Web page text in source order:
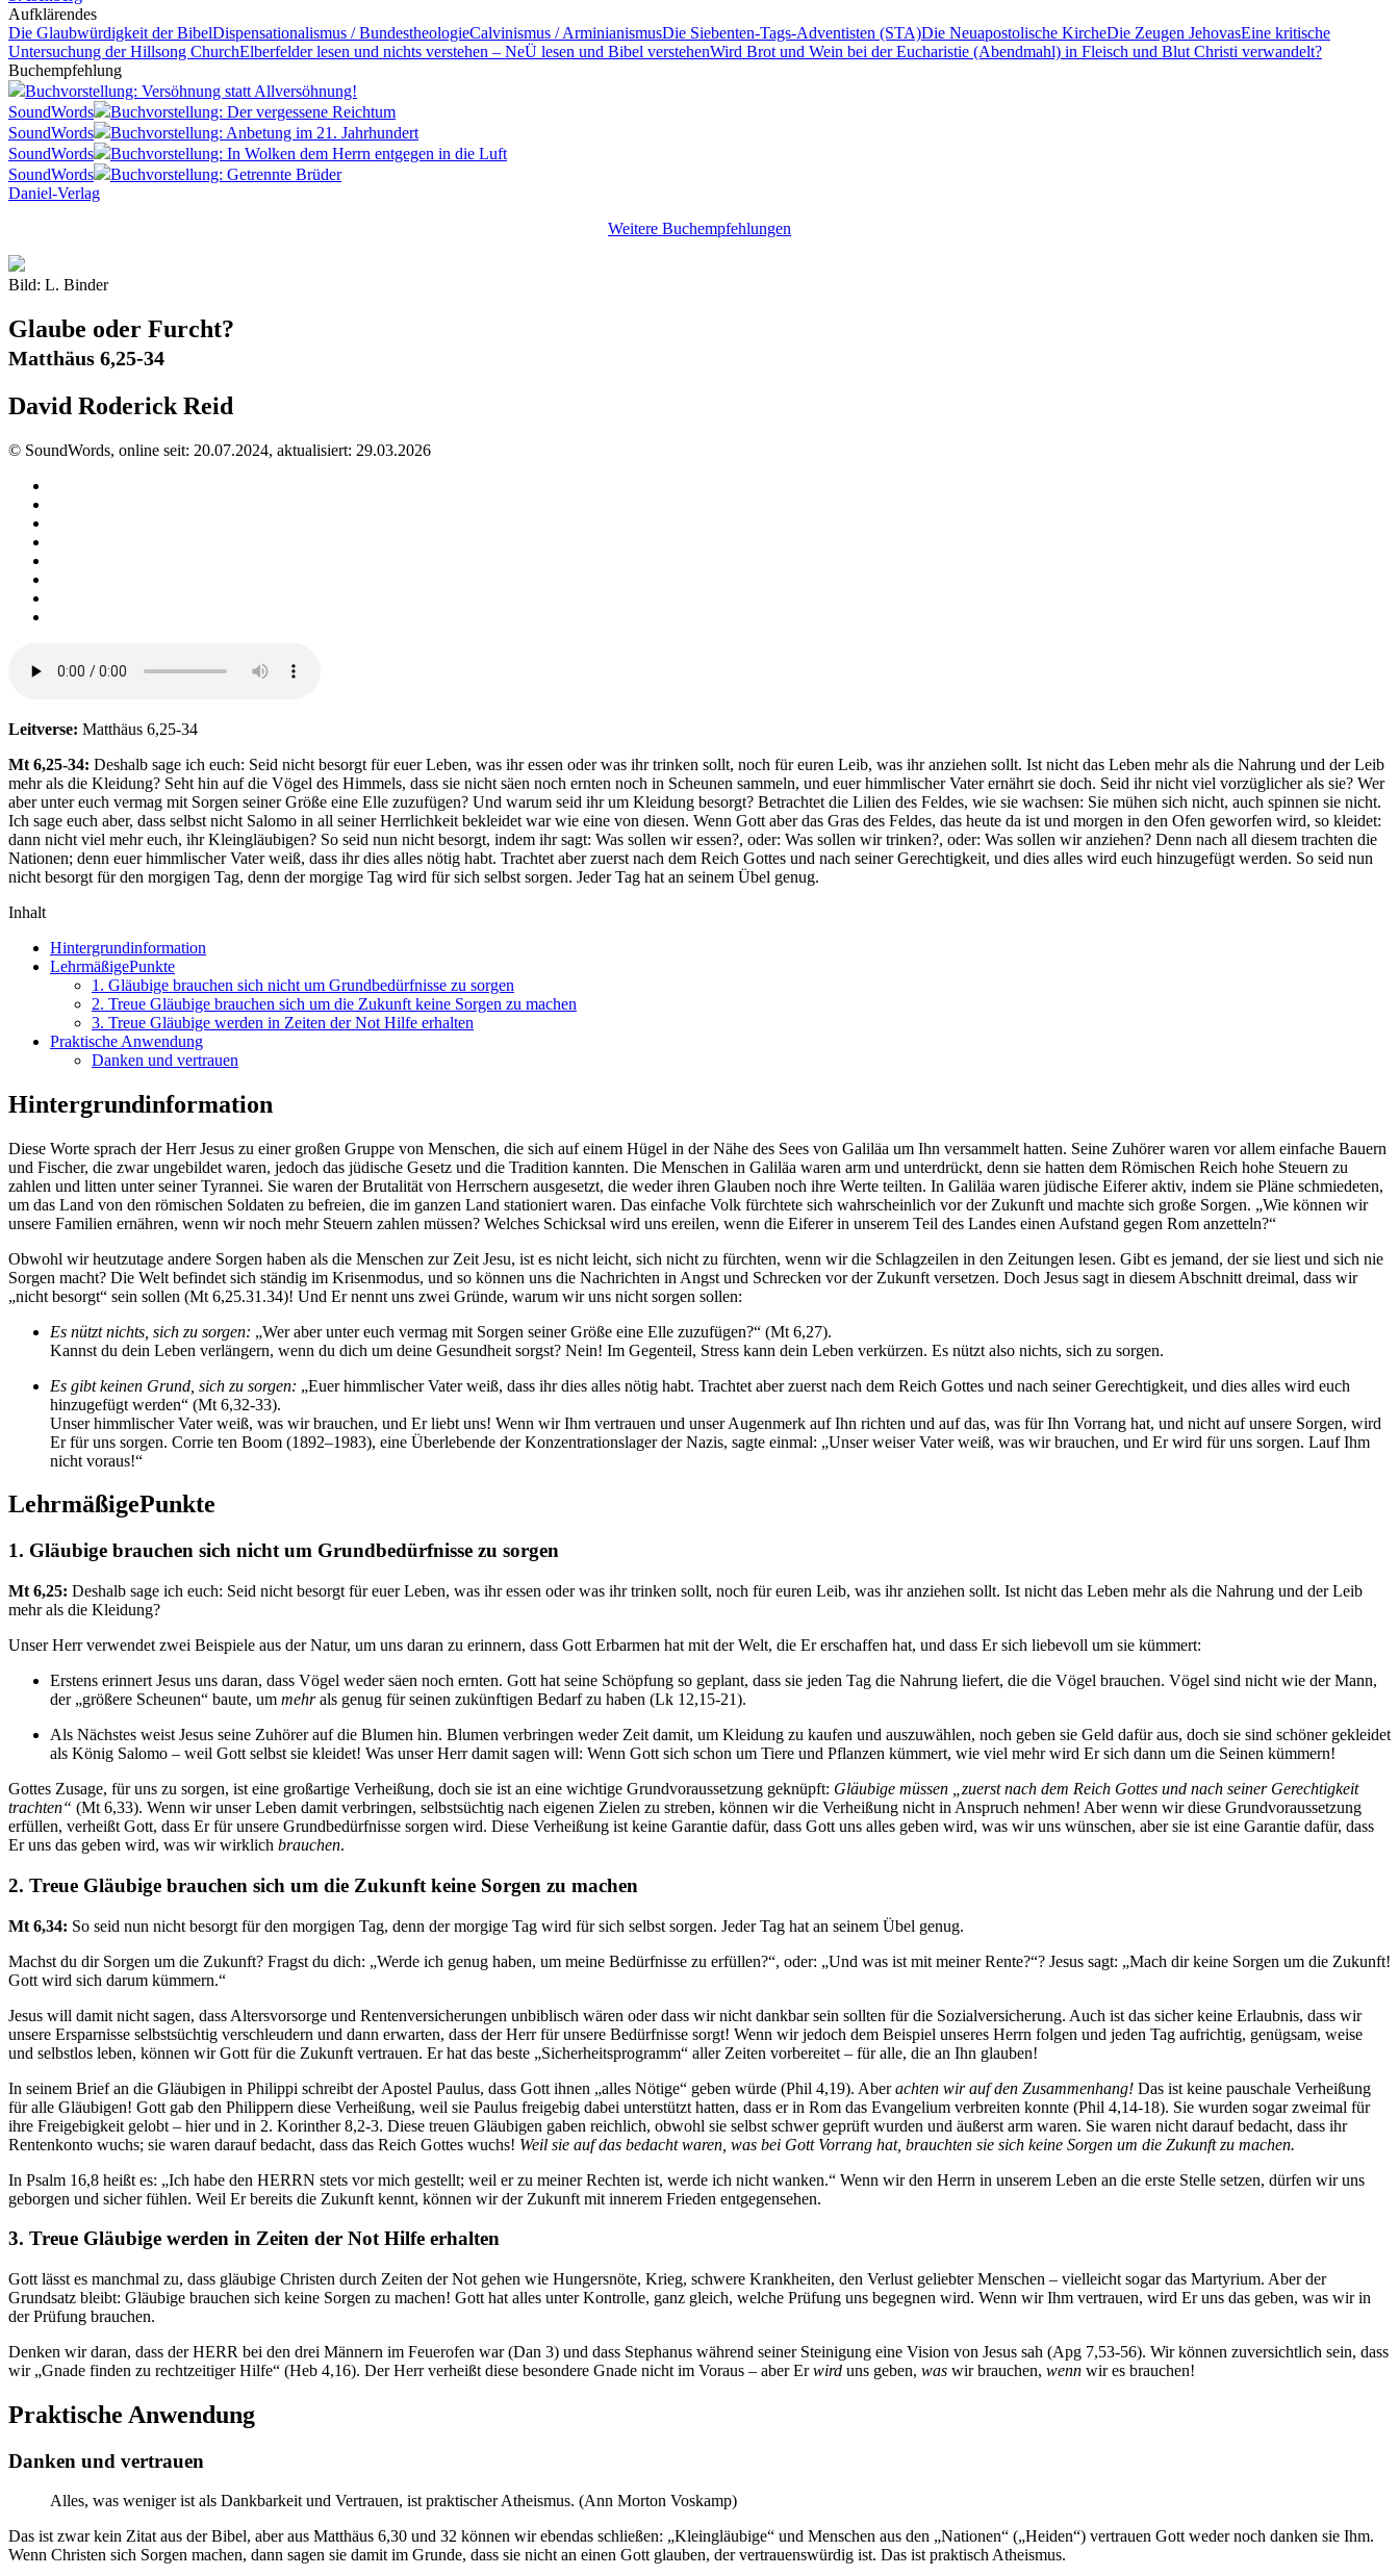
Aufklärendes
Die Glaubwürdigkeit der BibelDispensationalismus / BundestheologieCalvinismus / ArminianismusDie Siebenten-Tags-Adventisten (STA)Die Neuapostolische KircheDie Zeugen JehovasEine kritische
Untersuchung der Hillsong ChurchElberfelder lesen und nichts verstehen – NeÜ lesen und Bibel verstehenWird Brot und Wein bei der Eucharistie (Abendmahl) in Fleisch und Blut Christi verwandelt?
Buchempfehlung
Buchvorstellung: Versöhnung statt Allversöhnung!
SoundWords
Buchvorstellung: Der vergessene Reichtum
SoundWords
Buchvorstellung: Anbetung im 21. Jahrhundert
SoundWords
Buchvorstellung: In Wolken dem Herrn entgegen in die Luft
SoundWords
Buchvorstellung: Getrennte Brüder
Daniel-Verlag
Weitere Buchempfehlungen
Bild: L. Binder
Glaube oder Furcht?
Matthäus 6,25-34
David Roderick Reid
© SoundWords, online seit: 20.07.2024, aktualisiert: 29.03.2026
Leitverse: Matthäus 6,25-34
Mt 6,25-34: Deshalb sage ich euch: Seid nicht besorgt für euer Leben, was ihr essen oder was ihr trinken sollt, noch für euren Leib, was ihr anziehen sollt. Ist nicht das Leben mehr als die Nahrung und der Leib
mehr als die Kleidung? Seht hin auf die Vögel des Himmels, dass sie nicht säen noch ernten noch in Scheunen sammeln, und euer himmlischer Vater ernährt sie doch. Seid ihr nicht viel vorzüglicher als sie? Wer
aber unter euch vermag mit Sorgen seiner Größe eine Elle zuzufügen? Und warum seid ihr um Kleidung besorgt? Betrachtet die Lilien des Feldes, wie sie wachsen: Sie mühen sich nicht, auch spinnen sie nicht.
Ich sage euch aber, dass selbst nicht Salomo in all seiner Herrlichkeit bekleidet war wie eine von diesen. Wenn Gott aber das Gras des Feldes, das heute da ist und morgen in den Ofen geworfen wird, so kleidet:
dann nicht viel mehr euch, ihr Kleingläubigen? So seid nun nicht besorgt, indem ihr sagt: Was sollen wir essen?, oder: Was sollen wir trinken?, oder: Was sollen wir anziehen? Denn nach all diesem trachten die
Nationen; denn euer himmlischer Vater weiß, dass ihr dies alles nötig habt. Trachtet aber zuerst nach dem Reich Gottes und nach seiner Gerechtigkeit, und dies alles wird euch hinzugefügt werden. So seid nun
nicht besorgt für den morgigen Tag, denn der morgige Tag wird für sich selbst sorgen. Jeder Tag hat an seinem Übel genug.
Inhalt
Hintergrundinformation
LehrmäßigePunkte
1. Gläubige brauchen sich nicht um Grundbedürfnisse zu sorgen
2. Treue Gläubige brauchen sich um die Zukunft keine Sorgen zu machen
3. Treue Gläubige werden in Zeiten der Not Hilfe erhalten
Praktische Anwendung
Danken und vertrauen
Hintergrundinformation
Diese Worte sprach der Herr Jesus zu einer großen Gruppe von Menschen, die sich auf einem Hügel in der Nähe des Sees von Galiläa um Ihn versammelt hatten. Seine Zuhörer waren vor allem einfache Bauern
und Fischer, die zwar ungebildet waren, jedoch das jüdische Gesetz und die Tradition kannten. Die Menschen in Galiläa waren arm und unterdrückt, denn sie hatten dem Römischen Reich hohe Steuern zu
zahlen und litten unter seiner Tyrannei. Sie waren der Brutalität von Herrschern ausgesetzt, die weder ihren Glauben noch ihre Werte teilten. In Galiläa waren jüdische Eiferer aktiv, indem sie Pläne schmiedeten,
um das Land von den römischen Soldaten zu befreien, die im ganzen Land stationiert waren. Das einfache Volk fürchtete sich wahrscheinlich vor der Zukunft und machte sich große Sorgen. „Wie können wir
unsere Familien ernähren, wenn wir noch mehr Steuern zahlen müssen? Welches Schicksal wird uns ereilen, wenn die Eiferer in unserem Teil des Landes einen Aufstand gegen Rom anzetteln?“
Obwohl wir heutzutage andere Sorgen haben als die Menschen zur Zeit Jesu, ist es nicht leicht, sich nicht zu fürchten, wenn wir die Schlagzeilen in den Zeitungen lesen. Gibt es jemand, der sie liest und sich nie
Sorgen macht? Die Welt befindet sich ständig im Krisenmodus, und so können uns die Nachrichten in Angst und Schrecken vor der Zukunft versetzen. Doch Jesus sagt in diesem Abschnitt dreimal, dass wir
„nicht besorgt“ sein sollen (Mt 6,25.31.34)! Und Er nennt uns zwei Gründe, warum wir uns nicht sorgen sollen:
Es nützt nichts, sich zu sorgen: „Wer aber unter euch vermag mit Sorgen seiner Größe eine Elle zuzufügen?“ (Mt 6,27).
Kannst du dein Leben verlängern, wenn du dich um deine Gesundheit sorgst? Nein! Im Gegenteil, Stress kann dein Leben verkürzen. Es nützt also nichts, sich zu sorgen.
Es gibt keinen Grund, sich zu sorgen: „Euer himmlischer Vater weiß, dass ihr dies alles nötig habt. Trachtet aber zuerst nach dem Reich Gottes und nach seiner Gerechtigkeit, und dies alles wird euch
hinzugefügt werden“ (Mt 6,32-33).
Unser himmlischer Vater weiß, was wir brauchen, und Er liebt uns! Wenn wir Ihm vertrauen und unser Augenmerk auf Ihn richten und auf das, was für Ihn Vorrang hat, und nicht auf unsere Sorgen, wird
Er für uns sorgen. Corrie ten Boom (1892–1983), eine Überlebende der Konzentrationslager der Nazis, sagte einmal: „Unser weiser Vater weiß, was wir brauchen, und Er wird für uns sorgen. Lauf Ihm
nicht voraus!“
LehrmäßigePunkte
1. Gläubige brauchen sich nicht um Grundbedürfnisse zu sorgen
Mt 6,25: Deshalb sage ich euch: Seid nicht besorgt für euer Leben, was ihr essen oder was ihr trinken sollt, noch für euren Leib, was ihr anziehen sollt. Ist nicht das Leben mehr als die Nahrung und der Leib
mehr als die Kleidung?
Unser Herr verwendet zwei Beispiele aus der Natur, um uns daran zu erinnern, dass Gott Erbarmen hat mit der Welt, die Er erschaffen hat, und dass Er sich liebevoll um sie kümmert:
Erstens erinnert Jesus uns daran, dass Vögel weder säen noch ernten. Gott hat seine Schöpfung so geplant, dass sie jeden Tag die Nahrung liefert, die die Vögel brauchen. Vögel sind nicht wie der Mann,
der „größere Scheunen“ baute, um mehrals genug für seinen zukünftigen Bedarf zu haben (Lk 12,15-21).
Als Nächstes weist Jesus seine Zuhörer auf die Blumen hin. Blumen verbringen weder Zeit damit, um Kleidung zu kaufen und auszuwählen, noch geben sie Geld dafür aus, doch sie sind schöner gekleidet
als König Salomo – weil Gott selbst sie kleidet! Was unser Herr damit sagen will: Wenn Gott sich schon um Tiere und Pflanzen kümmert, wie viel mehr wird Er sich dann um die Seinen kümmern!
Gottes Zusage, für uns zu sorgen, ist eine großartige Verheißung, doch sie ist an eine wichtige Grundvoraussetzung geknüpft: Gläubige müssen „zuerst nach dem Reich Gottes und nach seiner Gerechtigkeit
trachten“ (Mt 6,33). Wenn wir unser Leben damit verbringen, selbstsüchtig nach eigenen Zielen zu streben, können wir die Verheißung nicht in Anspruch nehmen! Aber wenn wir diese Grundvoraussetzung
erfüllen, verheißt Gott, dass Er für unsere Grundbedürfnisse sorgen wird. Diese Verheißung ist keine Garantie dafür, dass Gott uns alles geben wird, was wir uns wünschen, aber sie ist eine Garantie dafür, dass
Er uns das geben wird, was wir wirklich brauchen.
2. Treue Gläubige brauchen sich um die Zukunft keine Sorgen zu machen
Mt 6,34: So seid nun nicht besorgt für den morgigen Tag, denn der morgige Tag wird für sich selbst sorgen. Jeder Tag hat an seinem Übel genug.
Machst du dir Sorgen um die Zukunft? Fragst du dich: „Werde ich genug haben, um meine Bedürfnisse zu erfüllen?“, oder: „Und was ist mit meiner Rente?“? Jesus sagt: „Mach dir keine Sorgen um die Zukunft!
Gott wird sich darum kümmern.“
Jesus will damit nicht sagen, dass Altersvorsorge und Rentenversicherungen unbiblisch wären oder dass wir nicht dankbar sein sollten für die Sozialversicherung. Auch ist das sicher keine Erlaubnis, dass wir
unsere Ersparnisse selbstsüchtig verschleudern und dann erwarten, dass der Herr für unsere Bedürfnisse sorgt! Wenn wir jedoch dem Beispiel unseres Herrn folgen und jeden Tag aufrichtig, genügsam, weise
und selbstlos leben, können wir Gott für die Zukunft vertrauen. Er hat das beste „Sicherheitsprogramm“ aller Zeiten vorbereitet – für alle, die an Ihn glauben!
In seinem Brief an die Gläubigen in Philippi schreibt der Apostel Paulus, dass Gott ihnen „alles Nötige“ geben würde (Phil 4,19). Aberachten wir auf den Zusammenhang! Das ist keine pauschale Verheißung
für alle Gläubigen! Gott gab den Philippern diese Verheißung, weil sie Paulus freigebig dabei unterstützt hatten, dass er in Rom das Evangelium verbreiten konnte (Phil 4,14-18). Sie wurden sogar zweimal für
ihre Freigebigkeit gelobt – hier und in 2. Korinther 8,2-3. Diese treuen Gläubigen gaben reichlich, obwohl sie selbst schwer geprüft wurden und äußerst arm waren. Sie waren nicht darauf bedacht, dass ihr
Rentenkonto wuchs; sie waren darauf bedacht, dass das Reich Gottes wuchs! Weil sie auf das bedacht waren, was bei Gott Vorrang hat, brauchten sie sich keine Sorgen um die Zukunft zu machen.
In Psalm 16,8 heißt es: „Ich habe den HERRN stets vor mich gestellt; weil er zu meiner Rechten ist, werde ich nicht wanken.“ Wenn wir den Herrn in unserem Leben an die erste Stelle setzen, dürfen wir uns
geborgen und sicher fühlen. Weil Er bereits die Zukunft kennt, können wir der Zukunft mit innerem Frieden entgegensehen.
3. Treue Gläubige werden in Zeiten der Not Hilfe erhalten
Gott lässt es manchmal zu, dass gläubige Christen durch Zeiten der Not gehen wie Hungersnöte, Krieg, schwere Krankheiten, den Verlust geliebter Menschen – vielleicht sogar das Martyrium. Aber der
Grundsatz bleibt: Gläubige brauchen sich keine Sorgen zu machen! Gott hat alles unter Kontrolle, ganz gleich, welche Prüfung uns begegnen wird. Wenn wir Ihm vertrauen, wird Er uns das geben, was wir in
der Prüfung brauchen.
Denken wir daran, dass der HERR bei den drei Männern im Feuerofen war (Dan 3) und dass Stephanus während seiner Steinigung eine Vision von Jesus sah (Apg 7,53-56). Wir können zuversichtlich sein, dass
wir „Gnade finden zu rechtzeitiger Hilfe“ (Heb 4,16). Der Herr verheißt diese besondere Gnade nicht im Voraus – aber Erwird uns geben, was wir brauchen, wenn wir es brauchen!
Praktische Anwendung
Danken und vertrauen
Alles, was weniger ist als Dankbarkeit und Vertrauen, ist praktischer Atheismus. (Ann Morton Voskamp)
Das ist zwar kein Zitat aus der Bibel, aber aus Matthäus 6,30 und 32 können wir ebendas schließen: „Kleingläubige“ und Menschen aus den „Nationen“ („Heiden“) vertrauen Gott weder noch danken sie Ihm.
Wenn Christen sich Sorgen machen, dann sagen sie damit im Grunde, dass sie nicht an einen Gott glauben, der vertrauenswürdig ist. Das ist praktisch Atheismus.